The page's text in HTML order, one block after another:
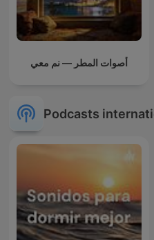
أصوات المطر — نم معي
Podcasts